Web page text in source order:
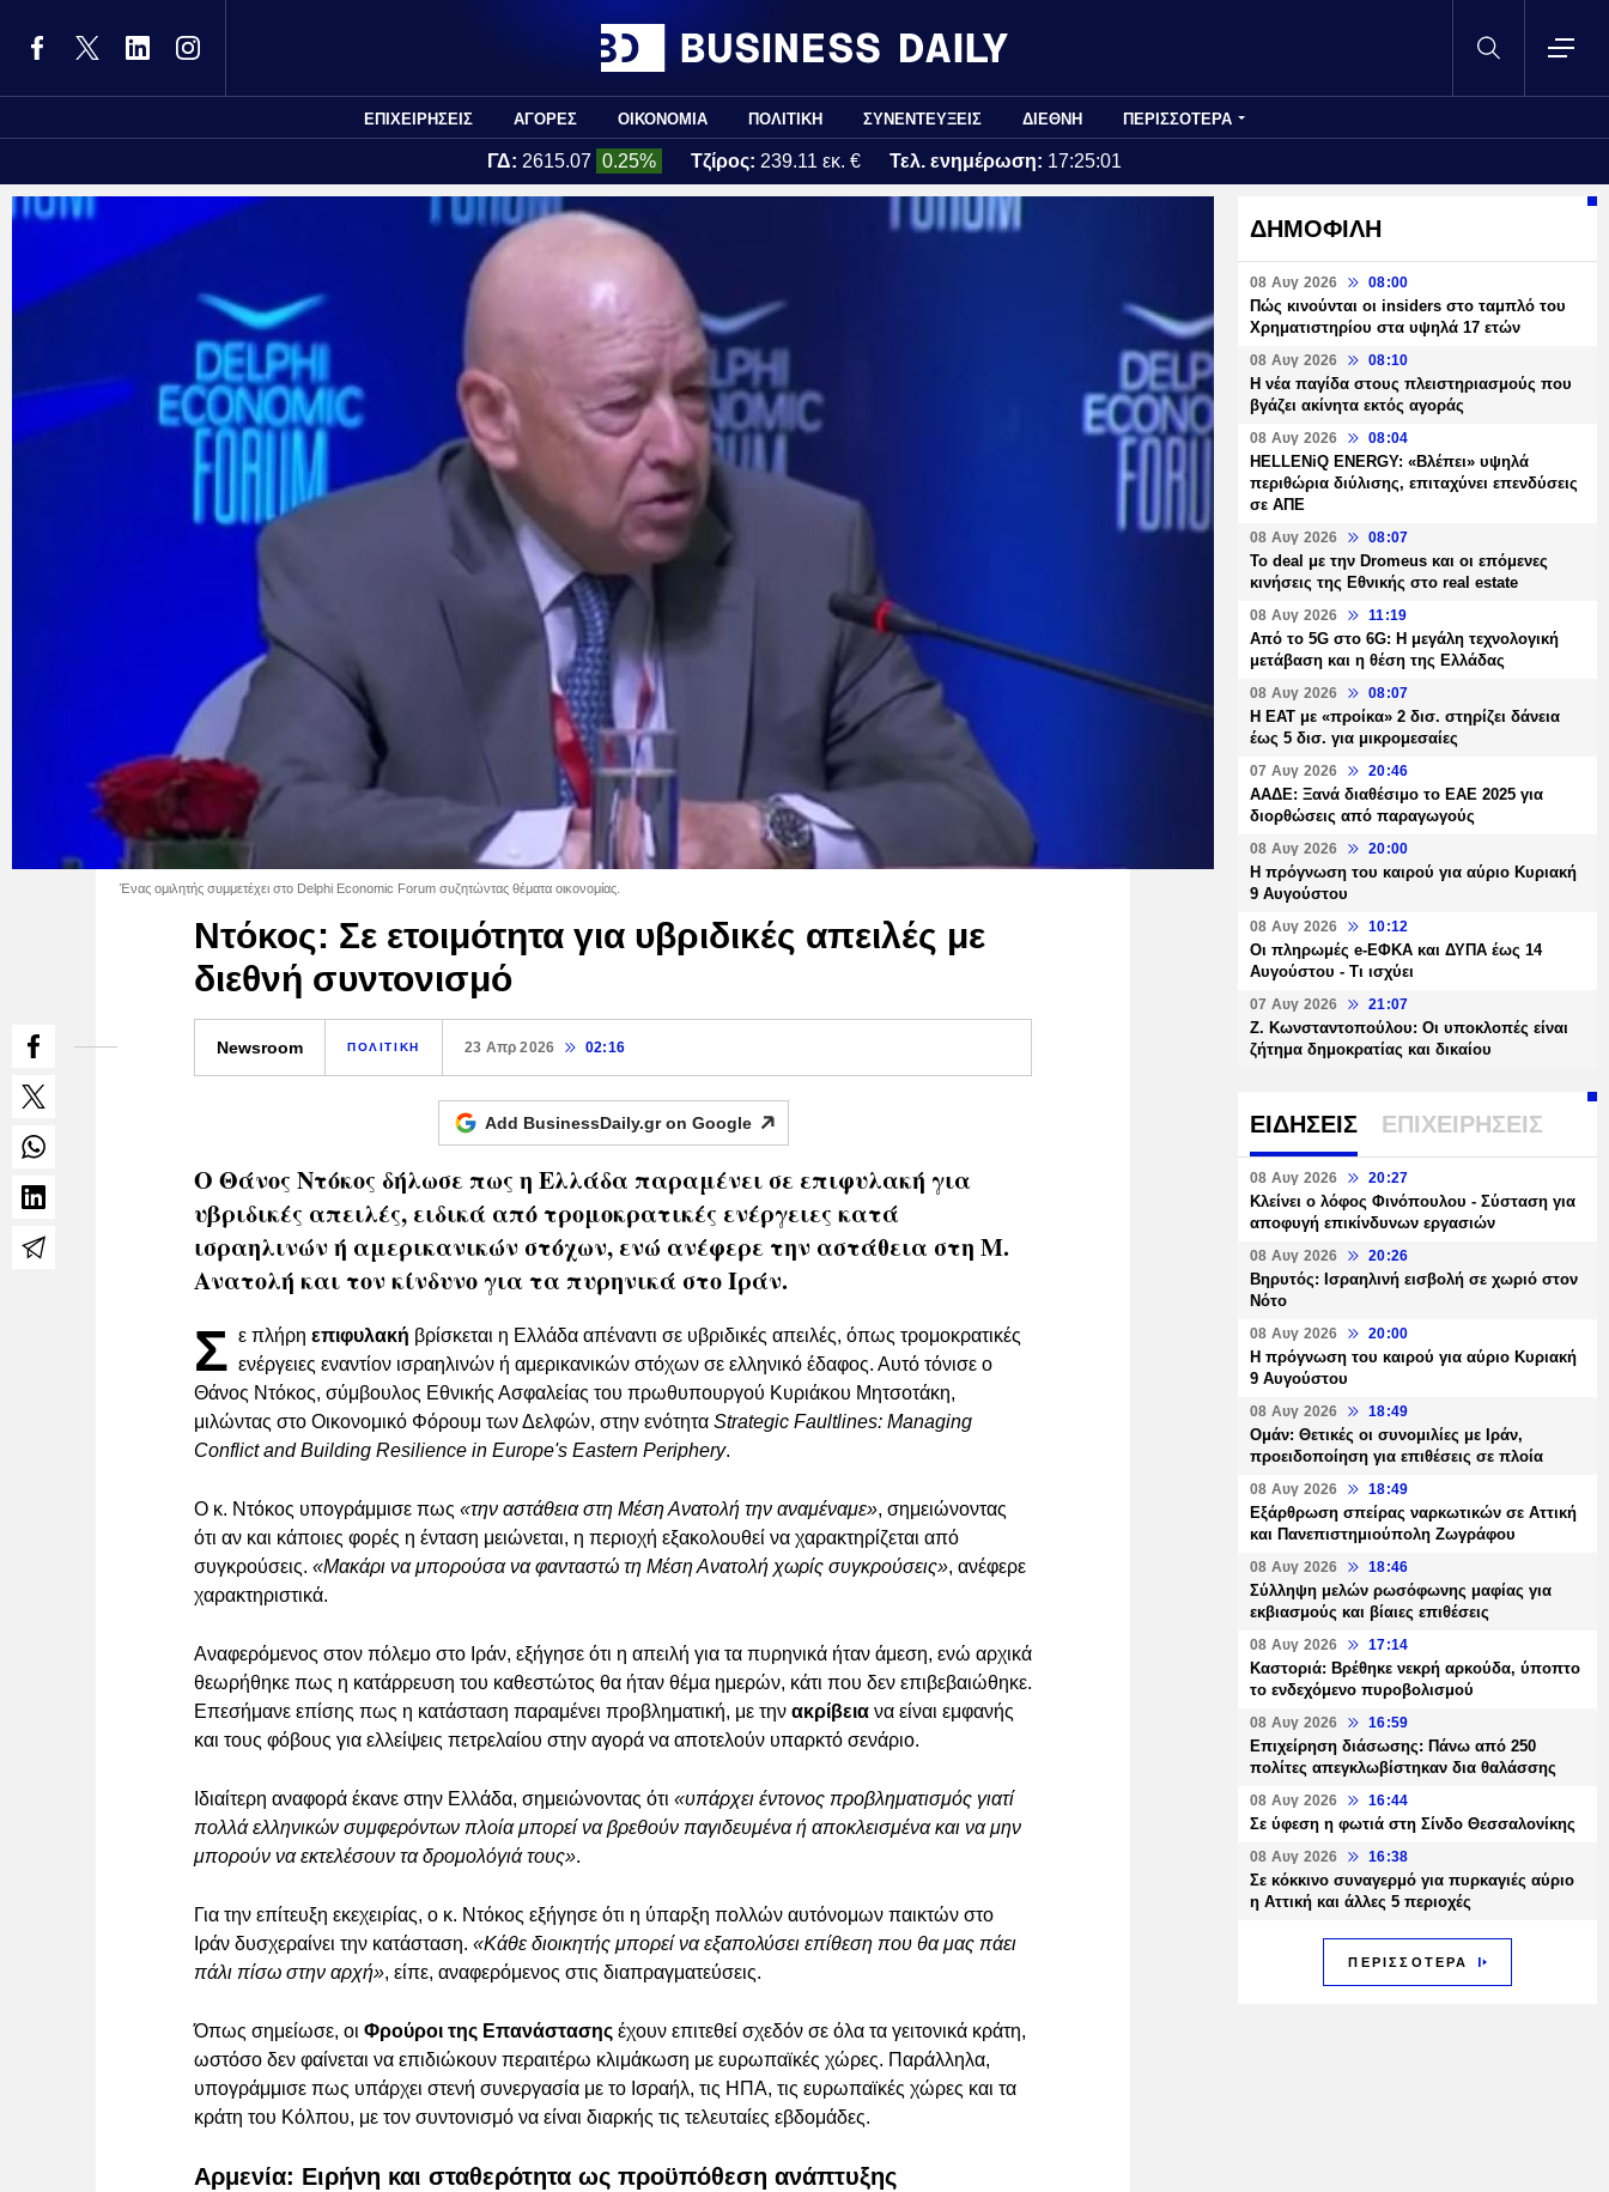
ΕΠΙΧΕΙΡΗΣΕΙΣ ΑΓΟΡΕΣ ΟΙΚΟΝΟΜΙΑ ΠΟΛΙΤΙΚΗ ΣΥΝΕΝΤΕΥΞΕΙΣ ΔΙΕΘΝΗ ΠΕΡΙΣΣΟΤΕΡΑ
ΓΔ: 2615.07 0.25% Τζίρος: 239.11 εκ. € Τελ. ενημέρωση: 17:25:01
Ένας ομιλητής συμμετέχει στο Delphi Economic Forum συζητώντας θέματα οικονομίας.
Ντόκος: Σε ετοιμότητα για υβριδικές απειλές με
διεθνή συντονισμό
Newsroom ΠΟΛΙΤΙΚΗ 23 Απρ 2026 02:16
Add BusinessDaily.gr on Google
Ο Θάνος Ντόκος δήλωσε πως η Ελλάδα παραμένει σε επιφυλακή για
υβριδικές απειλές, ειδικά από τρομοκρατικές ενέργειες κατά
ισραηλινών ή αμερικανικών στόχων, ενώ ανέφερε την αστάθεια στη Μ.
Ανατολή και τον κίνδυνο για τα πυρηνικά στο Ιράν.
Σ ε πλήρη επιφυλακή βρίσκεται η Ελλάδα απέναντι σε υβριδικές απειλές, όπως τρομοκρατικές
ενέργειες εναντίον ισραηλινών ή αμερικανικών στόχων σε ελληνικό έδαφος. Αυτό τόνισε ο
Θάνος Ντόκος, σύμβουλος Εθνικής Ασφαλείας του πρωθυπουργού Κυριάκου Μητσοτάκη,
μιλώντας στο Οικονομικό Φόρουμ των Δελφών, στην ενότητα Strategic Faultlines: Managing
Conflict and Building Resilience in Europe's Eastern Periphery.
Ο κ. Ντόκος υπογράμμισε πως «την αστάθεια στη Μέση Ανατολή την αναμέναμε», σημειώνοντας
ότι αν και κάποιες φορές η ένταση μειώνεται, η περιοχή εξακολουθεί να χαρακτηρίζεται από
συγκρούσεις. «Μακάρι να μπορούσα να φανταστώ τη Μέση Ανατολή χωρίς συγκρούσεις», ανέφερε
χαρακτηριστικά.
Αναφερόμενος στον πόλεμο στο Ιράν, εξήγησε ότι η απειλή για τα πυρηνικά ήταν άμεση, ενώ αρχικά
θεωρήθηκε πως η κατάρρευση του καθεστώτος θα ήταν θέμα ημερών, κάτι που δεν επιβεβαιώθηκε.
Επεσήμανε επίσης πως η κατάσταση παραμένει προβληματική, με την ακρίβεια να είναι εμφανής
και τους φόβους για ελλείψεις πετρελαίου στην αγορά να αποτελούν υπαρκτό σενάριο.
Ιδιαίτερη αναφορά έκανε στην Ελλάδα, σημειώνοντας ότι «υπάρχει έντονος προβληματισμός γιατί
πολλά ελληνικών συμφερόντων πλοία μπορεί να βρεθούν παγιδευμένα ή αποκλεισμένα και να μην
μπορούν να εκτελέσουν τα δρομολόγιά τους».
Για την επίτευξη εκεχειρίας, ο κ. Ντόκος εξήγησε ότι η ύπαρξη πολλών αυτόνομων παικτών στο
Ιράν δυσχεραίνει την κατάσταση. «Κάθε διοικητής μπορεί να εξαπολύσει επίθεση που θα μας πάει
πάλι πίσω στην αρχή», είπε, αναφερόμενος στις διαπραγματεύσεις.
Όπως σημείωσε, οι Φρούροι της Επανάστασης έχουν επιτεθεί σχεδόν σε όλα τα γειτονικά κράτη,
ωστόσο δεν φαίνεται να επιδιώκουν περαιτέρω κλιμάκωση με ευρωπαϊκές χώρες. Παράλληλα,
υπογράμμισε πως υπάρχει στενή συνεργασία με το Ισραήλ, τις ΗΠΑ, τις ευρωπαϊκές χώρες και τα
κράτη του Κόλπου, με τον συντονισμό να είναι διαρκής τις τελευταίες εβδομάδες.
Αρμενία: Ειρήνη και σταθερότητα ως προϋπόθεση ανάπτυξης
ΔΗΜΟΦΙΛΗ
08 Αυγ 2026 08:00
Πώς κινούνται οι insiders στο ταμπλό του
Χρηματιστηρίου στα υψηλά 17 ετών
08 Αυγ 2026 08:10
Η νέα παγίδα στους πλειστηριασμούς που
βγάζει ακίνητα εκτός αγοράς
08 Αυγ 2026 08:04
HELLENiQ ENERGY: «Βλέπει» υψηλά
περιθώρια διύλισης, επιταχύνει επενδύσεις
σε ΑΠΕ
08 Αυγ 2026 08:07
Το deal με την Dromeus και οι επόμενες
κινήσεις της Εθνικής στο real estate
08 Αυγ 2026 11:19
Από το 5G στο 6G: Η μεγάλη τεχνολογική
μετάβαση και η θέση της Ελλάδας
08 Αυγ 2026 08:07
Η ΕΑΤ με «προίκα» 2 δισ. στηρίζει δάνεια
έως 5 δισ. για μικρομεσαίες
07 Αυγ 2026 20:46
ΑΑΔΕ: Ξανά διαθέσιμο το ΕΑΕ 2025 για
διορθώσεις από παραγωγούς
08 Αυγ 2026 20:00
Η πρόγνωση του καιρού για αύριο Κυριακή
9 Αυγούστου
08 Αυγ 2026 10:12
Οι πληρωμές e-ΕΦΚΑ και ΔΥΠΑ έως 14
Αυγούστου - Τι ισχύει
07 Αυγ 2026 21:07
Ζ. Κωνσταντοπούλου: Οι υποκλοπές είναι
ζήτημα δημοκρατίας και δικαίου
ΕΙΔΗΣΕΙΣ ΕΠΙΧΕΙΡΗΣΕΙΣ
08 Αυγ 2026 20:27
Κλείνει ο λόφος Φινόπουλου - Σύσταση για
αποφυγή επικίνδυνων εργασιών
08 Αυγ 2026 20:26
Βηρυτός: Ισραηλινή εισβολή σε χωριό στον
Νότο
08 Αυγ 2026 20:00
Η πρόγνωση του καιρού για αύριο Κυριακή
9 Αυγούστου
08 Αυγ 2026 18:49
Ομάν: Θετικές οι συνομιλίες με Ιράν,
προειδοποίηση για επιθέσεις σε πλοία
08 Αυγ 2026 18:49
Εξάρθρωση σπείρας ναρκωτικών σε Αττική
και Πανεπιστημιούπολη Ζωγράφου
08 Αυγ 2026 18:46
Σύλληψη μελών ρωσόφωνης μαφίας για
εκβιασμούς και βίαιες επιθέσεις
08 Αυγ 2026 17:14
Καστοριά: Βρέθηκε νεκρή αρκούδα, ύποπτο
το ενδεχόμενο πυροβολισμού
08 Αυγ 2026 16:59
Επιχείρηση διάσωσης: Πάνω από 250
πολίτες απεγκλωβίστηκαν δια θαλάσσης
08 Αυγ 2026 16:44
Σε ύφεση η φωτιά στη Σίνδο Θεσσαλονίκης
08 Αυγ 2026 16:38
Σε κόκκινο συναγερμό για πυρκαγιές αύριο
η Αττική και άλλες 5 περιοχές
ΠΕΡΙΣΣΟΤΕΡΑ